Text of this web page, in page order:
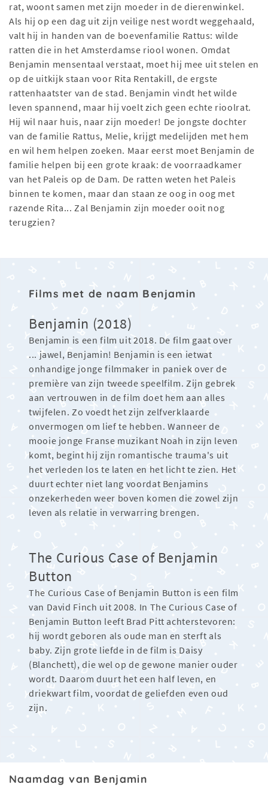
rat, woont samen met zijn moeder in de dierenwinkel.
Als hij op een dag uit zijn veilige nest wordt weggehaald,
valt hij in handen van de boevenfamilie Rattus: wilde
ratten die in het Amsterdamse riool wonen. Omdat
Benjamin mensentaal verstaat, moet hij mee uit stelen en
op de uitkijk staan voor Rita Rentakill, de ergste
rattenhaatster van de stad. Benjamin vindt het wilde
leven spannend, maar hij voelt zich geen echte rioolrat.
Hij wil naar huis, naar zijn moeder! De jongste dochter
van de familie Rattus, Melie, krijgt medelijden met hem
en wil hem helpen zoeken. Maar eerst moet Benjamin de
familie helpen bij een grote kraak: de voorraadkamer
van het Paleis op de Dam. De ratten weten het Paleis
binnen te komen, maar dan staan ze oog in oog met
razende Rita... Zal Benjamin zijn moeder ooit nog
terugzien?
Films met de naam Benjamin
Benjamin (2018)
Benjamin is een film uit 2018. De film gaat over
... jawel, Benjamin! Benjamin is een ietwat
onhandige jonge filmmaker in paniek over de
première van zijn tweede speelfilm. Zijn gebrek
aan vertrouwen in de film doet hem aan alles
twijfelen. Zo voedt het zijn zelfverklaarde
onvermogen om lief te hebben. Wanneer de
mooie jonge Franse muzikant Noah in zijn leven
komt, begint hij zijn romantische trauma's uit
het verleden los te laten en het licht te zien. Het
duurt echter niet lang voordat Benjamins
onzekerheden weer boven komen die zowel zijn
leven als relatie in verwarring brengen.
The Curious Case of Benjamin
Button
The Curious Case of Benjamin Button is een film
van David Finch uit 2008. In The Curious Case of
Benjamin Button leeft Brad Pitt achterstevoren:
hij wordt geboren als oude man en sterft als
baby. Zijn grote liefde in de film is Daisy
(Blanchett), die wel op de gewone manier ouder
wordt. Daarom duurt het een half leven, en
driekwart film, voordat de geliefden even oud
zijn.
Naamdag van Benjamin